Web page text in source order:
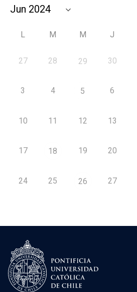
L M M J
27 28 29 30
3 4 5 6
10 11 12 13
17 18 19 20
24 25 26 27